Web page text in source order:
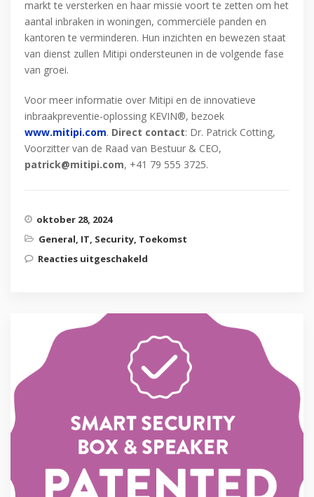
markt te versterken en haar missie voort te zetten om het
aantal inbraken in woningen, commerciële panden en
kantoren te verminderen. Hun inzichten en bewezen staat
van dienst zullen Mitipi ondersteunen in de volgende fase
van groei.
Voor meer informatie over Mitipi en de innovatieve
inbraakpreventie-oplossing KEVIN®, bezoek
www.mitipi.com. Direct contact: Dr. Patrick Cotting,
Voorzitter van de Raad van Bestuur & CEO,
patrick@mitipi.com, +41 79 555 3725.
oktober 28, 2024
General, IT, Security, Toekomst
Reacties uitgeschakeld